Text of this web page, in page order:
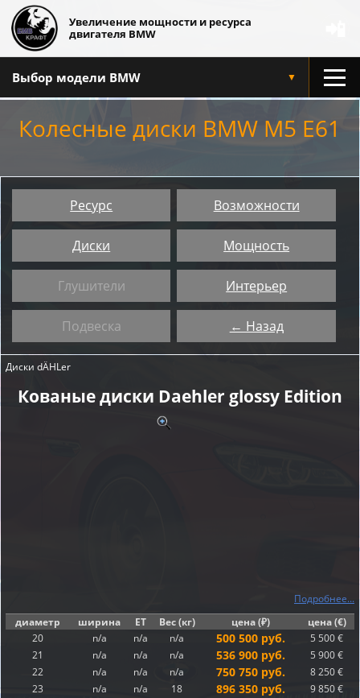
Увеличение мощности и ресурса
двигателя BMW
Выбор модели BMW ▼
Колесные диски BMW M5 E61
Ресурс Возможности
Диски Мощность
Глушители Интерьер
Подвеска ← Назад
Диски dÄHLer
Кованые диски Daehler glossy Edition
Подробнее...
диаметр
ширина ET Вес (кг) цена (₽)
цена (€)
20
n/a n/a n/a 500 500 руб.
5 500 €
21
n/a n/a n/a 536 900 руб.
5 900 €
22
n/a n/a n/a 750 750 руб.
8 250 €
23
n/a n/a 18 896 350 руб. 9 850 €